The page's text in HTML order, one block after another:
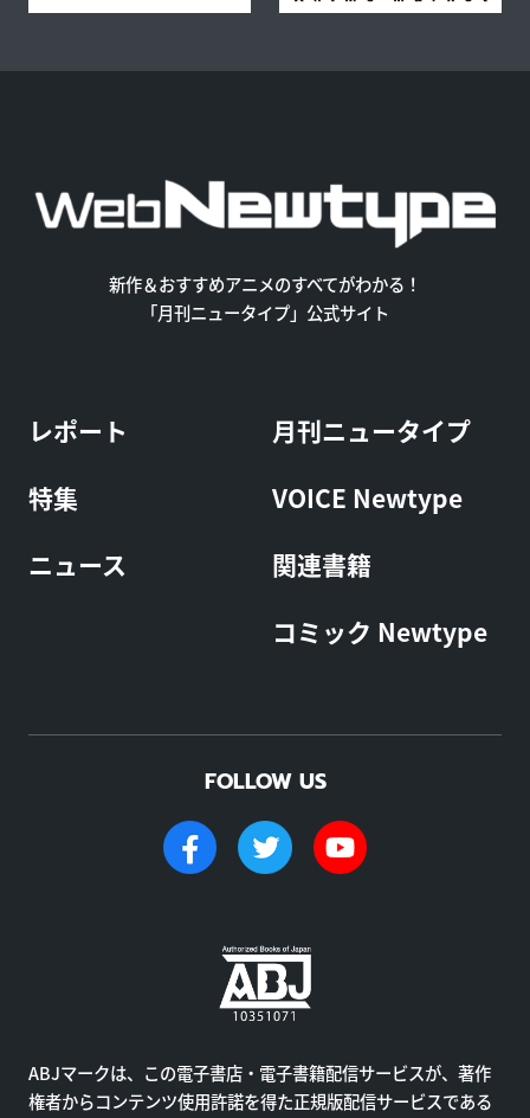
新作＆おすすめアニメのすべてがわかる！
「月刊ニュータイプ」公式サイト
レポート
特集
ニュース
月刊ニュータイプ
VOICE Newtype
関連書籍
コミック Newtype
FOLLOW US
ABJマークは、この電子書店・電子書籍配信サービスが、著作
権者からコンテンツ使用許諾を得た正規版配信サービスである